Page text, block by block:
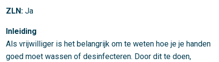
ZLN: Ja
Inleiding
Als vrijwilliger is het belangrijk om te weten hoe je je handen
goed moet wassen of desinfecteren. Door dit te doen,